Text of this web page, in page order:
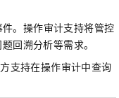
。操作审计支持将管控
回溯分析等需求。
支持在操作审计中查询